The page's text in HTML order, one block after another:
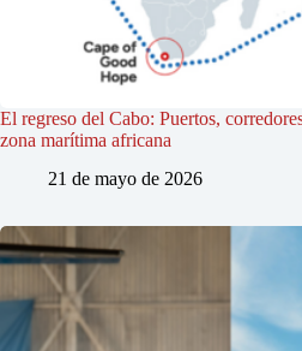
El regreso del Cabo: Puertos,
zona marítima africana
21 de mayo de 2026